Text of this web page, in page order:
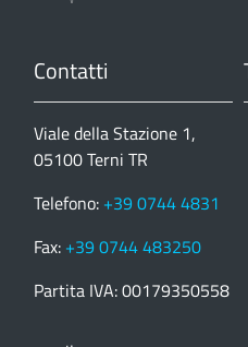
Contatti
Viale della Stazione 1,
05100 Terni TR
Telefono: +39 0744 4831
Fax: +39 0744 483250
Partita IVA: 00179350558